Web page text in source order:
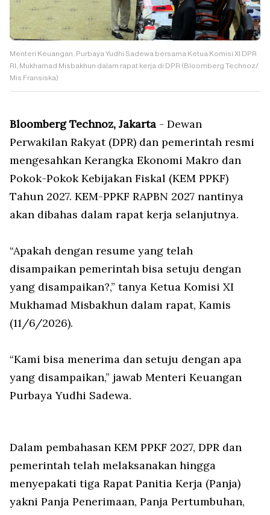
Menteri Keuangan, Purbaya Yudhi Sadewa bersama Ketua Komisi XI DPR
RI, Mukhamad Misbakhun dalam rapat kerja di DPR (Bloomberg Technoz/
Mis Fransiska)
Bloomberg Technoz, Jakarta - Dewan
Perwakilan Rakyat (DPR) dan pemerintah resmi
mengesahkan Kerangka Ekonomi Makro dan
Pokok-Pokok Kebijakan Fiskal (KEM PPKF)
Tahun 2027. KEM-PPKF RAPBN 2027 nantinya
akan dibahas dalam rapat kerja selanjutnya.
“Apakah dengan resume yang telah
disampaikan pemerintah bisa setuju dengan
yang disampaikan?,” tanya Ketua Komisi XI
Mukhamad Misbakhun dalam rapat, Kamis
(11/6/2026).
“Kami bisa menerima dan setuju dengan apa
yang disampaikan,” jawab Menteri Keuangan
Purbaya Yudhi Sadewa.
Dalam pembahasan KEM PPKF 2027, DPR dan
pemerintah telah melaksanakan hingga
menyepakati tiga Rapat Panitia Kerja (Panja)
yakni Panja Penerimaan, Panja Pertumbuhan,